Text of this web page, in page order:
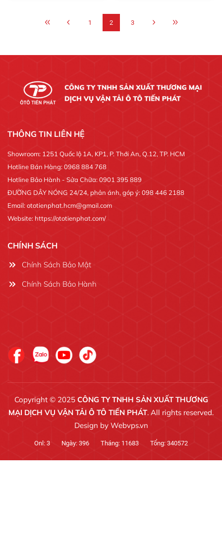
1 2 3
THÔNG TIN LIÊN HỆ
Showroom: 1251 Quốc lộ 1A, KP1, P. Thới An, Q.12, TP. HCM
Hotline Bán Hàng: 0968 884 768
Hotline Bảo Hành - Sửa Chữa: 0901 395 889
ĐƯỜNG DÂY NÓNG 24/24, phản ánh, góp ý: 098 446 2188
Email: ototienphat.hcm@gmail.com
Website: https://ototienphat.com/
CHÍNH SÁCH
Chính Sách Bảo Mật
Chính Sách Bảo Hành
Copyright © 2025 CÔNG TY TNHH SẢN XUẤT THƯƠNG
MẠI DỊCH VỤ VẬN TẢI Ô TÔ TIẾN PHÁT. All rights reserved.
Design by Webvps.vn
Onl: 3 Ngày: 396 Tháng: 11683 Tổng: 340572